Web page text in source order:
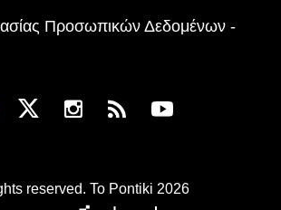
Προσωπικών Δεδομένων -
reserved. To Pontiki 2026